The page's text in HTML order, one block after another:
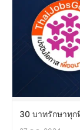
30 บาทรักษาทุก